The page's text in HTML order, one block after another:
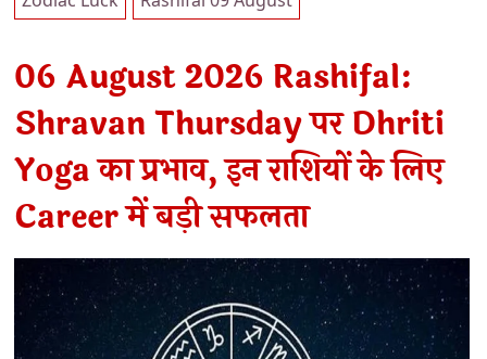
06 August 2026 Rashifal:
Shravan Thursday पर Dhriti
Yoga का प्रभाव, इन राशियों के लिए
Career में बड़ी सफलता